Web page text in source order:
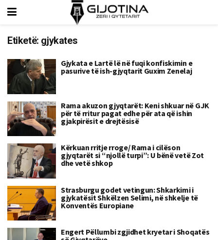
Etiketë: gjykates
Gjykata e Lartë lë në fuqi konfiskimin e
pasurive të ish-gjyqtarit Guxim Zenelaj
Rama akuzon gjyqtarët: Keni shkuar në GJK
për të rritur pagat edhe për ata që ishin
gjakpirësit e drejtësisë
Kërkuan rritje rroge/ Rama i cilëson
gjyqtarët si “njollë turpi”: U bënë vetë Zot
dhe vetë shkop
Strasburgu godet vetingun: Shkarkimi i
gjykatësit Shkëlzen Selimi, në shkelje të
Konventës Europiane
Engert Pëllumbi zgjidhet kryetar i Shoqatës